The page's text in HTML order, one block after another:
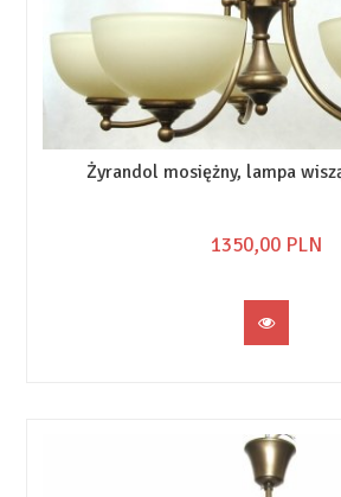
Żyrandol mosiężny, lampa
1350,00PLN